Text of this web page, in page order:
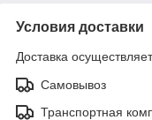
Условия доставки
Доставка
Самовывоз
Транспортная